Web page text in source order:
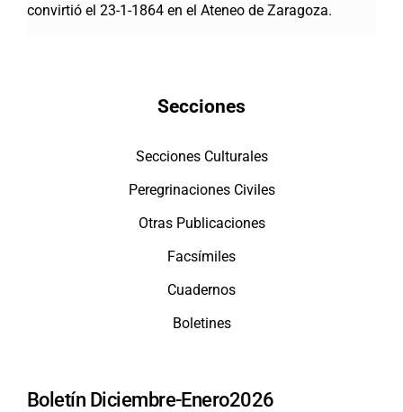
convirtió el 23-1-1864 en el Ateneo de Zaragoza.
Secciones
Secciones Culturales
Peregrinaciones Civiles
Otras Publicaciones
Facsímiles
Cuadernos
Boletines
Boletín Diciembre-Enero2026